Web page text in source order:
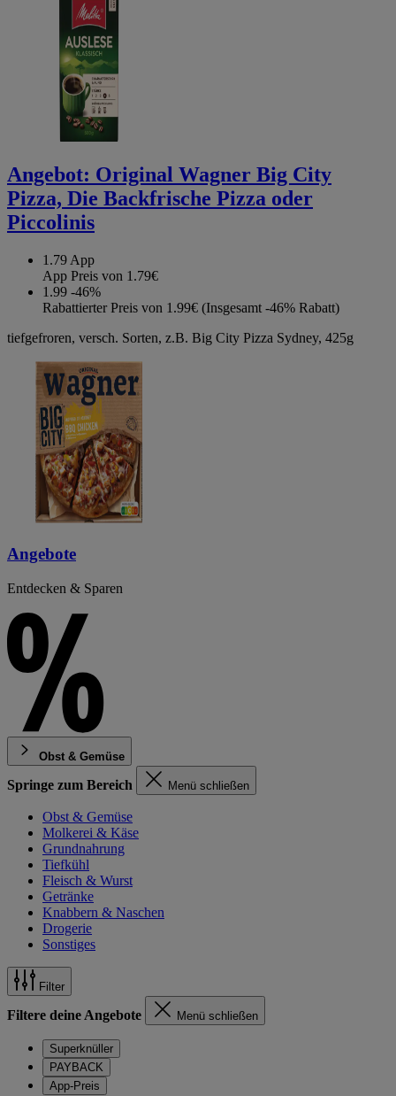
Angebot: Original Wagner Big City
Pizza, Die Backfrische Pizza oder
Piccolinis
1.79 App
App Preis von 1.79€
1.99 -46%
Rabattierter Preis von 1.99€ (Insgesamt -46% Rabatt)
tiefgefroren, versch. Sorten, z.B. Big City Pizza Sydney, 425g
Angebote
Entdecken & Sparen
Obst & Gemüse
Springe zum Bereich Menü schließen
Obst & Gemüse
Molkerei & Käse
Grundnahrung
Tiefkühl
Fleisch & Wurst
Getränke
Knabbern & Naschen
Drogerie
Sonstiges
Filter
Filtere deine Angebote Menü schließen
Superknüller
PAYBACK
App-Preis